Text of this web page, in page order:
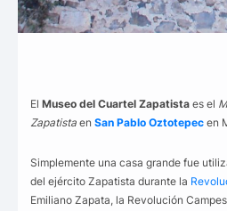
El Museo del Cuartel Zapatista es el
Zapatista en San Pablo Oztotepec en
Simplemente una casa grande fue
del ejército Zapatista durante la
Emiliano Zapata, la Revolución